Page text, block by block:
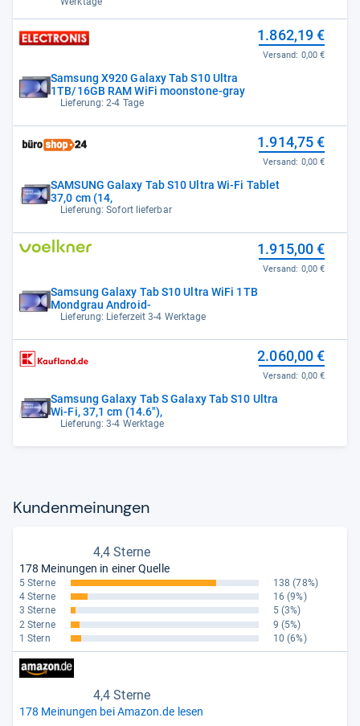
Samsung X920 Galaxy Tab S10 Ultra
1TB/16GB RAM WiFi moonstone-gray
Lieferung: 2-4 Tage
1.862,19 €
Versand: 0,00 €
SAMSUNG Galaxy Tab S10 Ultra Wi-Fi Tablet
37,0 cm (14,
Lieferung: Sofort lieferbar
1.914,75 €
Versand: 0,00 €
Samsung Galaxy Tab S10 Ultra WiFi 1TB
Mondgrau Android-
Lieferung: Lieferzeit 3-4 Werktage
1.915,00 €
Versand: 0,00 €
Samsung Galaxy Tab S Galaxy Tab S10 Ultra
Wi-Fi, 37,1 cm (14.6"),
Lieferung: 3-4 Werktage
2.060,00 €
Versand: 0,00 €
Kun­den­mei­nun­gen
4,4 Sterne
178 Meinungen in einer Quelle
5 Sterne 138 (78%)
4 Sterne
16 (9%)
3 Sterne
5 (3%)
2 Sterne
9 (5%)
1 Stern
10 (6%)
4,4 Sterne
178 Meinungen bei Amazon.de lesen